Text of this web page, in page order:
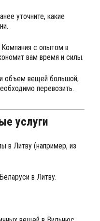
уточните, какие
Компания с опытом в
вам время и силы.
объем вещей большой,
перевозить.
услуги
в Литву (например, из
в Литву.